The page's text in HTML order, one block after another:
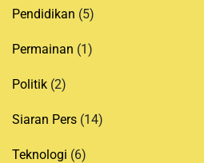
Pendidikan (5)
Permainan (1)
Politik (2)
Siaran Pers (14)
Teknologi (6)